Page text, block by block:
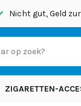
Nicht gut, Geld
ZIGARETTEN-